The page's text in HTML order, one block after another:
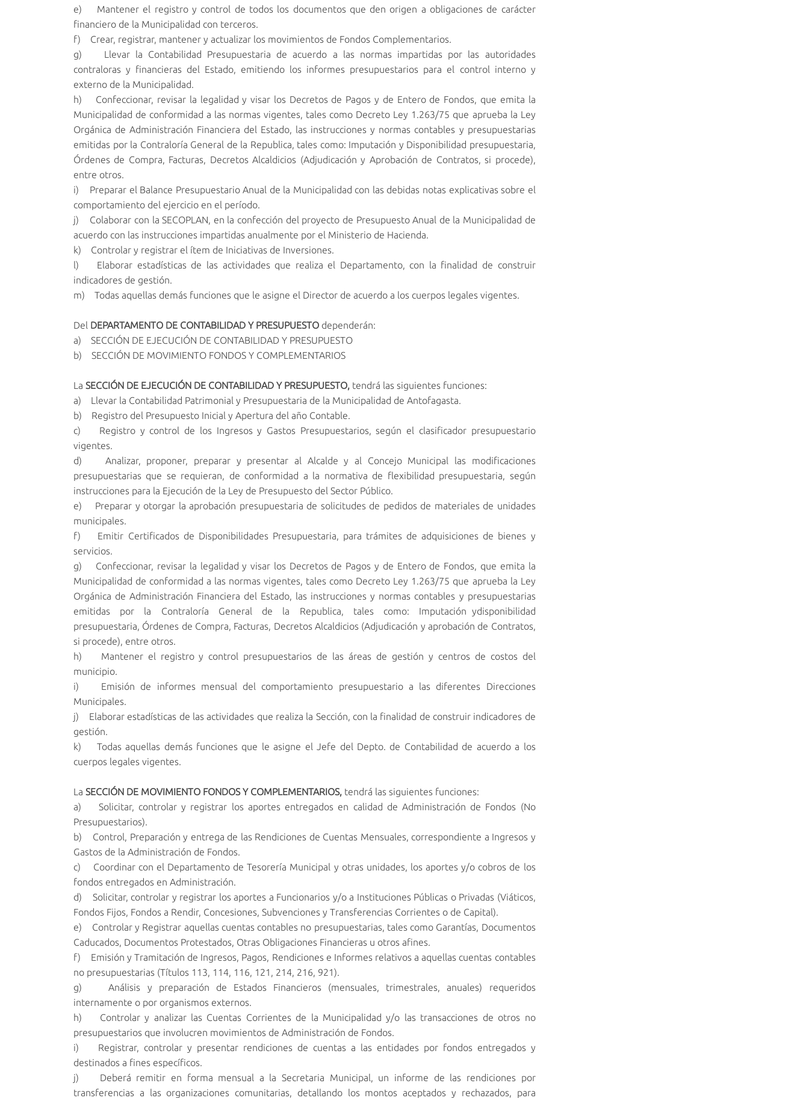
e) Mantener el registro y control de todos los documentos que den origen a obligaciones de carácter
financiero de la Municipalidad con terceros.
f) Crear, registrar, mantener y actualizar los movimientos de Fondos Complementarios.
g) Llevar la Contabilidad Presupuestaria de acuerdo a las normas impartidas por las autoridades
contraloras y financieras del Estado, emitiendo los informes presupuestarios para el control interno y
externo de la Municipalidad.
h) Confeccionar, revisar la legalidad y visar los Decretos de Pagos y de Entero de Fondos, que emita la
Municipalidad de conformidad a las normas vigentes, tales como Decreto Ley 1.263/75 que aprueba la Ley
Orgánica de Administración Financiera del Estado, las instrucciones y normas contables y presupuestarias
emitidas por la Contraloría General de la Republica, tales como: Imputación y Disponibilidad presupuestaria,
Órdenes de Compra, Facturas, Decretos Alcaldicios (Adjudicación y Aprobación de Contratos, si procede),
entre otros.
i) Preparar el Balance Presupuestario Anual de la Municipalidad con las debidas notas explicativas sobre el
comportamiento del ejercicio en el período.
j) Colaborar con la SECOPLAN, en la confección del proyecto de Presupuesto Anual de la Municipalidad de
acuerdo con las instrucciones impartidas anualmente por el Ministerio de Hacienda.
k) Controlar y registrar el ítem de Iniciativas de Inversiones.
l) Elaborar estadísticas de las actividades que realiza el Departamento, con la finalidad de construir
indicadores de gestión.
m) Todas aquellas demás funciones que le asigne el Director de acuerdo a los cuerpos legales vigentes.
Del DEPARTAMENTO DE CONTABILIDAD Y PRESUPUESTO dependerán:
a) SECCIÓN DE EJECUCIÓN DE CONTABILIDAD Y PRESUPUESTO
b) SECCIÓN DE MOVIMIENTO FONDOS Y COMPLEMENTARIOS
La SECCIÓN DE EJECUCIÓN DE CONTABILIDAD Y PRESUPUESTO, tendrá las siguientes funciones:
a) Llevar la Contabilidad Patrimonial y Presupuestaria de la Municipalidad de Antofagasta.
b) Registro del Presupuesto Inicial y Apertura del año Contable.
c) Registro y control de los Ingresos y Gastos Presupuestarios, según el clasificador presupuestario
vigentes.
d) Analizar, proponer, preparar y presentar al Alcalde y al Concejo Municipal las modificaciones
presupuestarias que se requieran, de conformidad a la normativa de flexibilidad presupuestaria, según
instrucciones para la Ejecución de la Ley de Presupuesto del Sector Público.
e) Preparar y otorgar la aprobación presupuestaria de solicitudes de pedidos de materiales de unidades
municipales.
f) Emitir Certificados de Disponibilidades Presupuestaria, para trámites de adquisiciones de bienes y
servicios.
g) Confeccionar, revisar la legalidad y visar los Decretos de Pagos y de Entero de Fondos, que emita la
Municipalidad de conformidad a las normas vigentes, tales como Decreto Ley 1.263/75 que aprueba la Ley
Orgánica de Administración Financiera del Estado, las instrucciones y normas contables y presupuestarias
emitidas por la Contraloría General de la Republica, tales como: Imputación ydisponibilidad
presupuestaria, Órdenes de Compra, Facturas, Decretos Alcaldicios (Adjudicación y aprobación de Contratos,
si procede), entre otros.
h) Mantener el registro y control presupuestarios de las áreas de gestión y centros de costos del
municipio.
i) Emisión de informes mensual del comportamiento presupuestario a las diferentes Direcciones
Municipales.
j) Elaborar estadísticas de las actividades que realiza la Sección, con la finalidad de construir indicadores de
gestión.
k) Todas aquellas demás funciones que le asigne el Jefe del Depto. de Contabilidad de acuerdo a los
cuerpos legales vigentes.
La SECCIÓN DE MOVIMIENTO FONDOS Y COMPLEMENTARIOS, tendrá las siguientes funciones:
a) Solicitar, controlar y registrar los aportes entregados en calidad de Administración de Fondos (No
Presupuestarios).
b) Control, Preparación y entrega de las Rendiciones de Cuentas Mensuales, correspondiente a Ingresos y
Gastos de la Administración de Fondos.
c) Coordinar con el Departamento de Tesorería Municipal y otras unidades, los aportes y/o cobros de los
fondos entregados en Administración.
d) Solicitar, controlar y registrar los aportes a Funcionarios y/o a Instituciones Públicas o Privadas (Viáticos,
Fondos Fijos, Fondos a Rendir, Concesiones, Subvenciones y Transferencias Corrientes o de Capital).
e) Controlar y Registrar aquellas cuentas contables no presupuestarias, tales como Garantías, Documentos
Caducados, Documentos Protestados, Otras Obligaciones Financieras u otros afines.
f) Emisión y Tramitación de Ingresos, Pagos, Rendiciones e Informes relativos a aquellas cuentas contables
no presupuestarias (Títulos 113, 114, 116, 121, 214, 216, 921).
g) Análisis y preparación de Estados Financieros (mensuales, trimestrales, anuales) requeridos
internamente o por organismos externos.
h) Controlar y analizar las Cuentas Corrientes de la Municipalidad y/o las transacciones de otros no
presupuestarios que involucren movimientos de Administración de Fondos.
i) Registrar, controlar y presentar rendiciones de cuentas a las entidades por fondos entregados y
destinados a fines específicos.
j) Deberá remitir en forma mensual a la Secretaria Municipal, un informe de las rendiciones por
transferencias a las organizaciones comunitarias, detallando los montos aceptados y rechazados, para